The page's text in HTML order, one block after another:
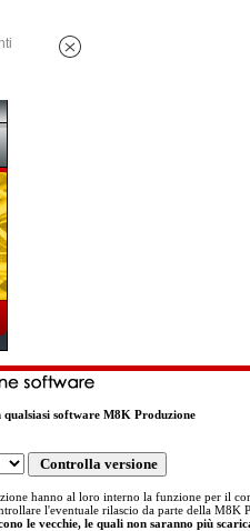
software M8K Produzione
hanno al loro interno la funzione per il
l'eventuale rilascio da parte della M8K
le vecchie, le quali non saranno più